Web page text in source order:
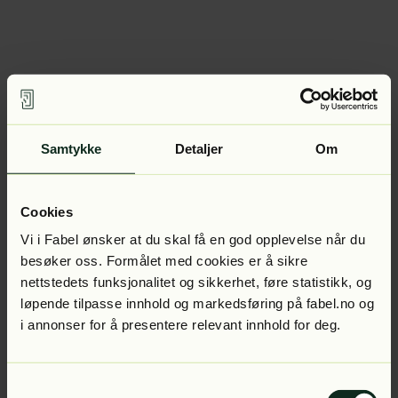
Samtykke Detaljer Om
Cookies
Vi i Fabel ønsker at du skal få en god opplevelse når du
besøker oss. Formålet med cookies er å sikre
nettstedets funksjonalitet og sikkerhet, føre statistikk, og
løpende tilpasse innhold og markedsføring på fabel.no og
i annonser for å presentere relevant innhold for deg.